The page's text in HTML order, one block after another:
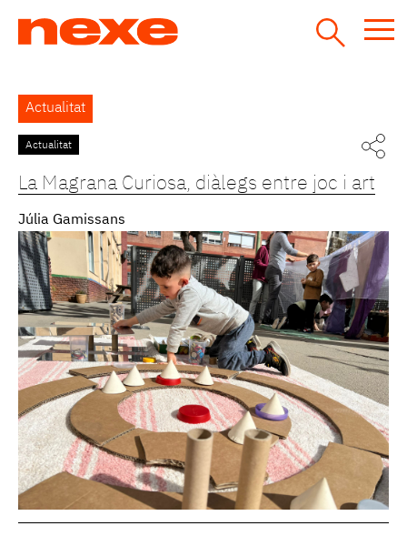
Back
to
top
Actualitat
Actualitat
La Magrana Curiosa, diàlegs entre joc i art
Júlia Gamissans
Pàgines